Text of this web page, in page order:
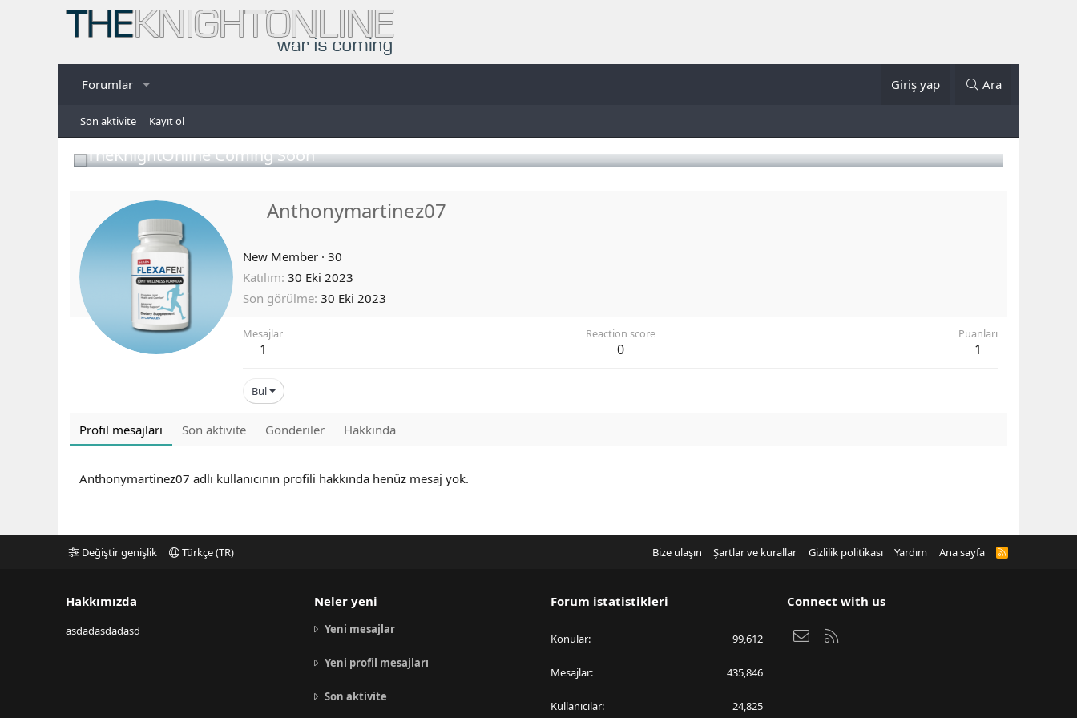
Forumlar Giriş yap Ara
Son aktivite Kayıt ol
TheKnightOnline Coming Soon
Anthonymartinez07
New Member · 30
Katılım 30 Eki 2023
Son görülme 30 Eki 2023
Mesajlar
1
Reaction score
0
Puanları
1
Bul
Profil mesajları Son aktivite Gönderiler Hakkında
Anthonymartinez07 adlı kullanıcının profili hakkında henüz mesaj yok.
Değiştir genişlik Türkçe (TR) Bize ulaşın Şartlar ve kurallar Gizlilik politikası Yardım Ana sayfa
R
Hakkımızda
asdadasdadasd
Neler yeni
Yeni mesajlar
Yeni profil mesajları
Son aktivite
Forum istatistikleri
Konular 99,612
Mesajlar 435,846
Kullanıcılar 24,825
Connect with us
Bize ulaşın